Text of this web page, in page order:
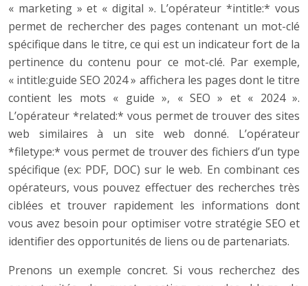
« marketing » et « digital ». L’opérateur *intitle:* vous
permet de rechercher des pages contenant un mot-clé
spécifique dans le titre, ce qui est un indicateur fort de la
pertinence du contenu pour ce mot-clé. Par exemple,
« intitle:guide SEO 2024 » affichera les pages dont le titre
contient les mots « guide », « SEO » et « 2024 ».
L’opérateur *related:* vous permet de trouver des sites
web similaires à un site web donné. L’opérateur
*filetype:* vous permet de trouver des fichiers d’un type
spécifique (ex: PDF, DOC) sur le web. En combinant ces
opérateurs, vous pouvez effectuer des recherches très
ciblées et trouver rapidement les informations dont
vous avez besoin pour optimiser votre stratégie SEO et
identifier des opportunités de liens ou de partenariats.
Prenons un exemple concret. Si vous recherchez des